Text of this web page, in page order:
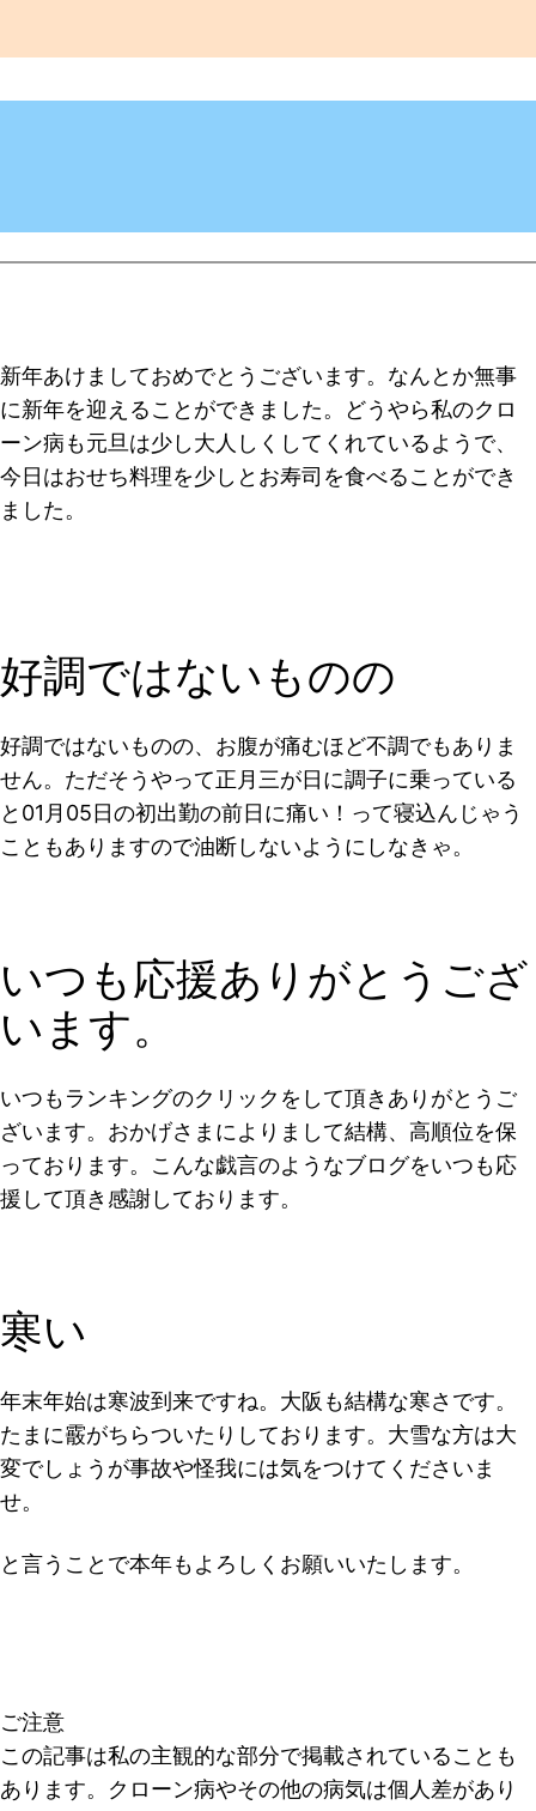
新年あけましておめでとうございます。なんとか無事
に新年を迎えることができました。どうやら私のクロ
ーン病も元旦は少し大人しくしてくれているようで、
今日はおせち料理を少しとお寿司を食べることができ
ました。
好調ではないものの
好調ではないものの、お腹が痛むほど不調でもありま
せん。ただそうやって正月三が日に調子に乗っている
と01月05日の初出勤の前日に痛い！って寝込んじゃう
こともありますので油断しないようにしなきゃ。
いつも応援ありがとうござ
います。
いつもランキングのクリックをして頂きありがとうご
ざいます。おかげさまによりまして結構、高順位を保
っております。こんな戯言のようなブログをいつも応
援して頂き感謝しております。
寒い
年末年始は寒波到来ですね。大阪も結構な寒さです。
たまに霰がちらついたりしております。大雪な方は大
変でしょうが事故や怪我には気をつけてくださいま
せ。
と言うことで本年もよろしくお願いいたします。
ご注意
この記事は私の主観的な部分で掲載されていることも
あります。クローン病やその他の病気は個人差があり